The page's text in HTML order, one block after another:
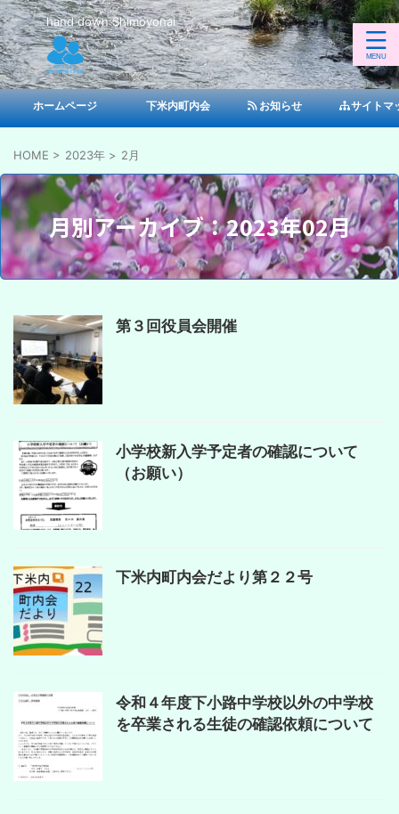
hand down Shimoyonai
ホームページ 下米内町内会 お知らせ サイトマ
HOME > 2023年 > 2月
月別アーカイブ：2023年02月
第３回役員会開催
小学校新入学予定者の確認について
（お願い）
下米内町内会だより第２２号
令和４年度下小路中学校以外の中学校
を卒業される生徒の確認依頼について